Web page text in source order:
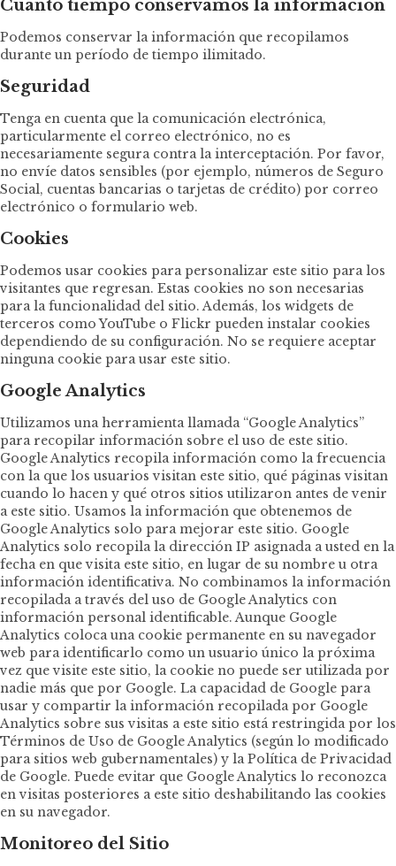
Cuánto tiempo conservamos la información
Podemos conservar la información que recopilamos
durante un período de tiempo ilimitado.
Seguridad
Tenga en cuenta que la comunicación electrónica,
particularmente el correo electrónico, no es
necesariamente segura contra la interceptación. Por favor,
no envíe datos sensibles (por ejemplo, números de Seguro
Social, cuentas bancarias o tarjetas de crédito) por correo
electrónico o formulario web.
Cookies
Podemos usar cookies para personalizar este sitio para los
visitantes que regresan. Estas cookies no son necesarias
para la funcionalidad del sitio. Además, los widgets de
terceros como YouTube o Flickr pueden instalar cookies
dependiendo de su configuración. No se requiere aceptar
ninguna cookie para usar este sitio.
Google Analytics
Utilizamos una herramienta llamada “Google Analytics”
para recopilar información sobre el uso de este sitio.
Google Analytics recopila información como la frecuencia
con la que los usuarios visitan este sitio, qué páginas visitan
cuando lo hacen y qué otros sitios utilizaron antes de venir
a este sitio. Usamos la información que obtenemos de
Google Analytics solo para mejorar este sitio. Google
Analytics solo recopila la dirección IP asignada a usted en la
fecha en que visita este sitio, en lugar de su nombre u otra
información identificativa. No combinamos la información
recopilada a través del uso de Google Analytics con
información personal identificable. Aunque Google
Analytics coloca una cookie permanente en su navegador
web para identificarlo como un usuario único la próxima
vez que visite este sitio, la cookie no puede ser utilizada por
nadie más que por Google. La capacidad de Google para
usar y compartir la información recopilada por Google
Analytics sobre sus visitas a este sitio está restringida por los
Términos de Uso de Google Analytics (según lo modificado
para sitios web gubernamentales) y la Política de Privacidad
de Google. Puede evitar que Google Analytics lo reconozca
en visitas posteriores a este sitio deshabilitando las cookies
en su navegador.
Monitoreo del Sitio